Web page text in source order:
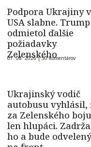
Podpora Ukrajiny v
USA slabne. Trump
odmietol ďalšie
požiadavky
Zelenského
07. 08. 2026 |50 komentárov
Ukrajinský vodič
autobusu vyhlásil,
za Zelenského
len hlupáci.
ho a bude odvelený